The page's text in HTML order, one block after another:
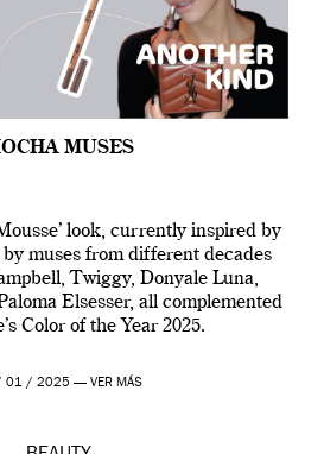
MUSES
look, currently inspired by
muses from different decades
Twiggy, Donyale Luna,
Elsesser, all complemented
Color of the Year 2025.
01 / 2025 — VER MÁS